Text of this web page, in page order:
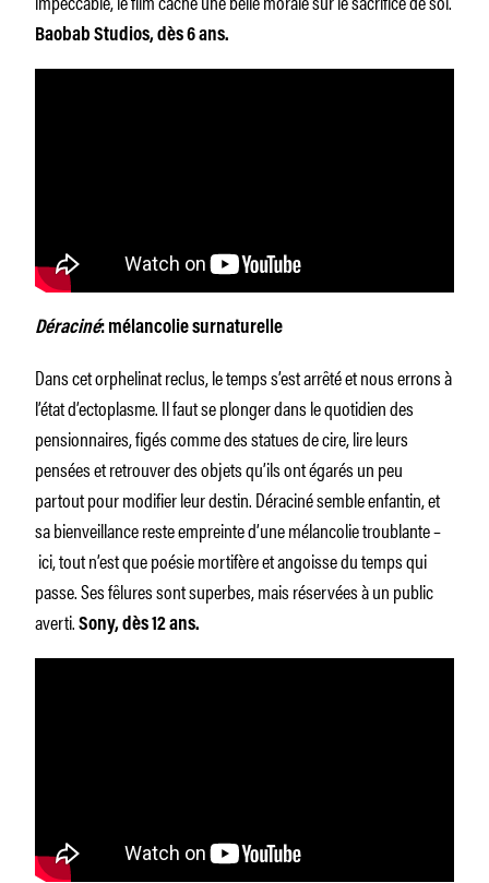
Baobab Studios, dès 6 ans.
Déraciné: mélancolie surnaturelle
Dans cet orphelinat reclus, le temps s’est arrêté et nous errons à
l’état d’ectoplasme. Il faut se plonger dans le quotidien des
pensionnaires, figés comme des statues de cire, lire leurs
pensées et retrouver des objets qu’ils ont égarés un peu
partout pour modifier leur destin. Déraciné semble enfantin, et
sa bienveillance reste empreinte d’une mélancolie troublante –
ici, tout n’est que poésie mortifère et angoisse du temps qui
passe. Ses fêlures sont superbes, mais réservées à un public
averti. Sony, dès 12 ans.